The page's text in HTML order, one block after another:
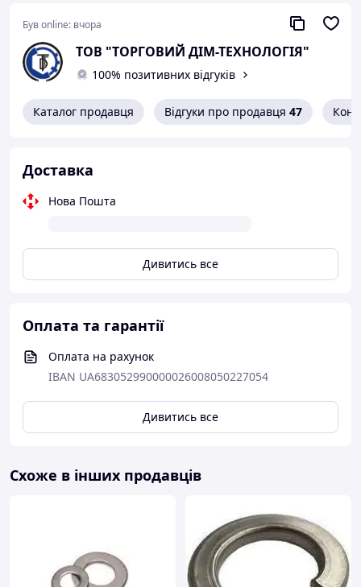
Був online: вчора
ТОВ "ТОРГОВИЙ ДІМ-ТЕХНОЛОГІЯ"
100% позитивних відгуків
Каталог продавця Відгуки про продавця 47
Доставка
Нова Пошта
Дивитись все
Оплата та гарантії
Оплата на рахунок
IBAN UA683052990000026008050227054
Дивитись все
Схоже в інших продавців